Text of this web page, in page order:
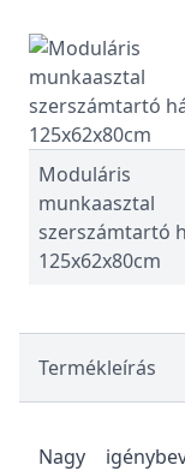
Moduláris
munkaasztal
szerszámtartó
125x62x80cm
Termékleírás
Nagy